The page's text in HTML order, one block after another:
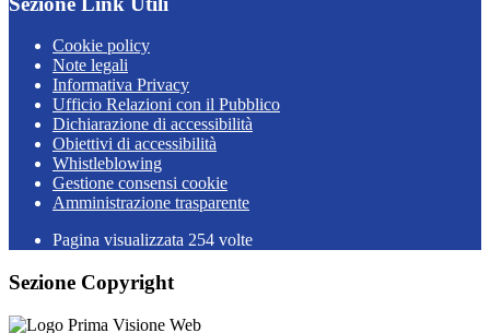
Cookie policy
Note legali
Informativa Privacy
Ufficio Relazioni con il Pubblico
Dichiarazione di accessibilità
Obiettivi di accessibilità
Whistleblowing
Gestione consensi cookie
Amministrazione trasparente
Pagina visualizzata 254 volte
Sezione Copyright